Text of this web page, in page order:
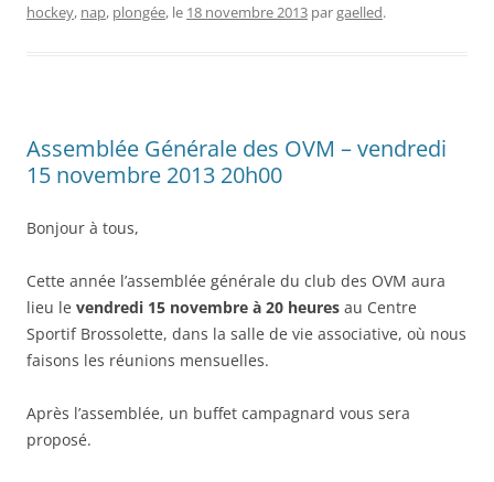
hockey, nap, plongée, le 18 novembre 2013 pargaelled.
Assemblée Générale des OVM – vendredi
15 novembre 2013 20h00
Bonjour à tous,
Cette année l’assemblée générale du club des OVM aura
lieu le vendredi 15 novembre à 20 heures au Centre
Sportif Brossolette, dans la salle de vie associative, où nous
faisons les réunions mensuelles.
Après l’assemblée, un buffet campagnard vous sera
proposé.